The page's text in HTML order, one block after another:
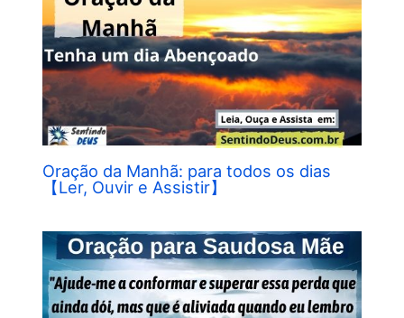
Oração da Manhã: para todos os dias
【Ler, Ouvir e Assistir】